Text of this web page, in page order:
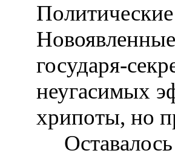
государя-
неугасимых
хрипоты, но
Оставалось